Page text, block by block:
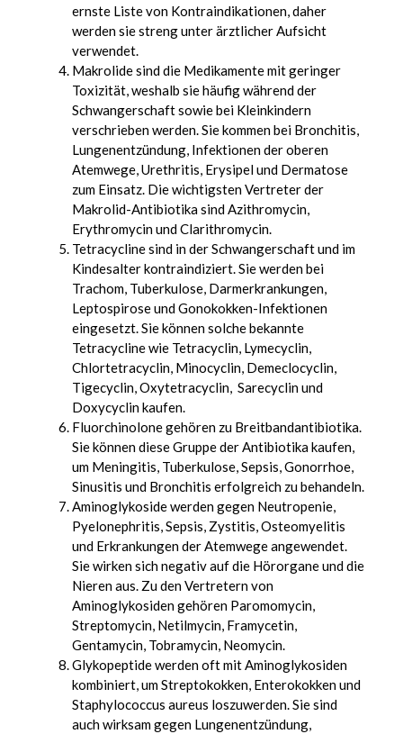
ernste Liste von Kontraindikationen, daher
werden sie streng unter ärztlicher Aufsicht
verwendet.
Makrolide sind die Medikamente mit geringer
Toxizität, weshalb sie häufig während der
Schwangerschaft sowie bei Kleinkindern
verschrieben werden. Sie kommen bei Bronchitis,
Lungenentzündung, Infektionen der oberen
Atemwege, Urethritis, Erysipel und Dermatose
zum Einsatz. Die wichtigsten Vertreter der
Makrolid-Antibiotika sind Azithromycin,
Erythromycin und Clarithromycin.
Tetracycline sind in der Schwangerschaft und im
Kindesalter kontraindiziert. Sie werden bei
Trachom, Tuberkulose, Darmerkrankungen,
Leptospirose und Gonokokken-Infektionen
eingesetzt. Sie können solche bekannte
Tetracycline wie Tetracyclin, Lymecyclin,
Chlortetracyclin, Minocyclin, Demeclocyclin,
Tigecyclin, Oxytetracyclin, Sarecyclin und
Doxycyclin kaufen
Fluorchinolone gehören zu Breitbandantibiotika.
Sie können diese Gruppe der Antibiotika kaufen,
um Meningitis, Tuberkulose, Sepsis, Gonorrhoe,
Sinusitis und Bronchitis erfolgreich zu behandeln.
Aminoglykoside werden gegen Neutropenie,
Pyelonephritis, Sepsis, Zystitis, Osteomyelitis
und Erkrankungen der Atemwege angewendet.
Sie wirken sich negativ auf die Hörorgane und die
Nieren aus. Zu den Vertretern von
Aminoglykosiden gehören Paromomycin,
Streptomycin, Netilmycin, Framycetin,
Gentamycin, Tobramycin, Neomycin.
Glykopeptide werden oft mit Aminoglykosiden
kombiniert, um Streptokokken, Enterokokken und
Staphylococcus aureus loszuwerden. Sie sind
auch wirksam gegen Lungenentzündung,